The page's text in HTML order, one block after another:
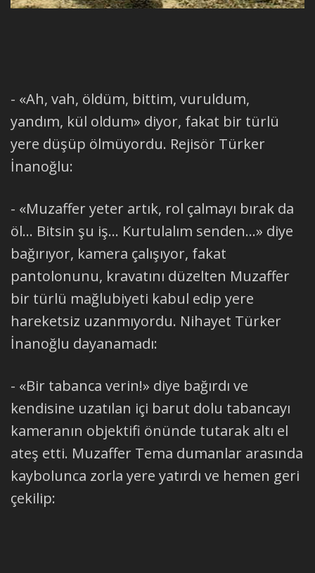
- «Ah, vah, öldüm, bittim, vuruldum,
yandım, kül oldum» diyor, fakat bir türlü
yere düşüp ölmüyordu. Rejisör Türker
İnanoğlu:
- «Muzaffer yeter artık, rol çalmayı bırak da
öl... Bitsin şu iş... Kurtulalım senden...» diye
bağırıyor, kamera çalışıyor, fakat
pantolonunu, kravatını düzelten Muzaffer
bir türlü mağlubiyeti kabul edip yere
hareketsiz uzanmıyordu. Nihayet Türker
İnanoğlu dayanamadı:
- «Bir tabanca verin!» diye bağırdı ve
kendisine uzatılan içi barut dolu tabancayı
kameranın objektifi önünde tutarak altı el
ateş etti. Muzaffer Tema dumanlar arasında
kaybolunca zorla yere yatırdı ve hemen geri
çekilip: